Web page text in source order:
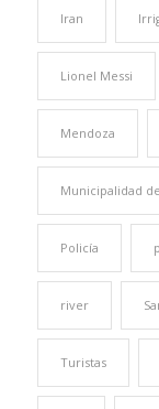
Iran
Lionel Messi
Mendoza
Municipalidad
Policía
river
Turistas